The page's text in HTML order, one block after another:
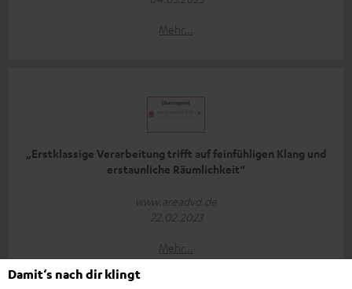
Mehr...
„Erstklassige Verarbeitung trifft auf feinfühligen Klang und
erstaunliche Räumlichkeit“
www.areadvd.de
22.02.2023
Mehr...
Damit‘s nach dir klingt